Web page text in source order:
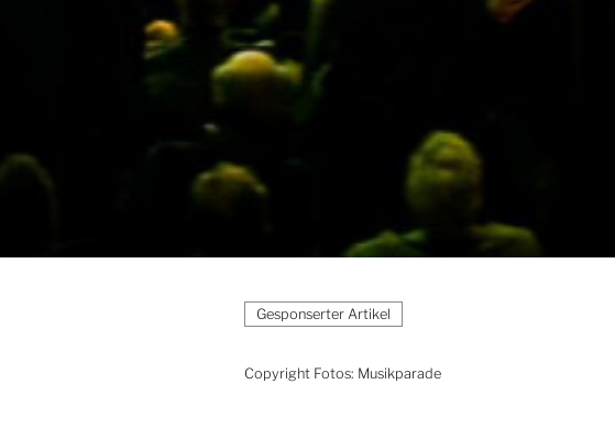
Copyright Fotos: Musikparade